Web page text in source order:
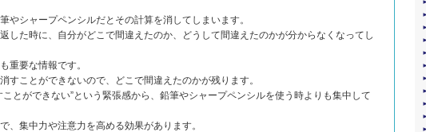
やシャープペンシルだとその計算を消してしまいます。
した時に、自分がどこで間違えたのか、どうして間違えたのかが分からなくなってし
重要な情報です。
すことができないので、どこで間違えたのかが残ります。
とができない”という緊張感から、鉛筆やシャープペンシルを使う時よりも集中して
、集中力や注意力を高める効果があります。